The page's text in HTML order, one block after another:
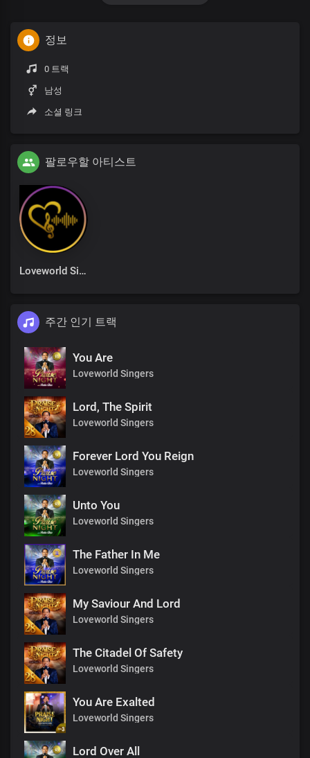
정보
0 트랙
남성
소셜 링크
팔로우할 아티스트
Loveworld Singers
주간 인기 트랙
You Are
Loveworld Singers
Lord, The Spirit
Loveworld Singers
Forever Lord You Reign
Loveworld Singers
Unto You
Loveworld Singers
The Father In Me
Loveworld Singers
My Saviour And Lord
Loveworld Singers
The Citadel Of Safety
Loveworld Singers
You Are Exalted
Loveworld Singers
Lord Over All